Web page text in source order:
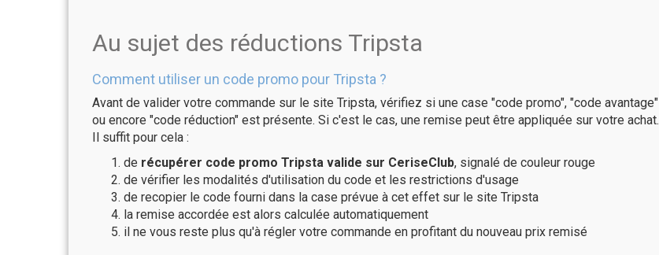
Au sujet des réductions Tripsta
Comment utiliser un code promo pour Tripsta ?
Avant de valider votre commande sur le site Tripsta, vérifiez si une case "code promo", "code avantage"
ou encore "code réduction" est présente. Si c'est le cas, une remise peut être appliquée sur votre achat.
Il suffit pour cela :
de récupérer code promo Tripsta valide sur CeriseClub, signalé de couleur rouge
de vérifier les modalités d'utilisation du code et les restrictions d'usage
de recopier le code fourni dans la case prévue à cet effet sur le site Tripsta
la remise accordée est alors calculée automatiquement
il ne vous reste plus qu'à régler votre commande en profitant du nouveau prix remisé